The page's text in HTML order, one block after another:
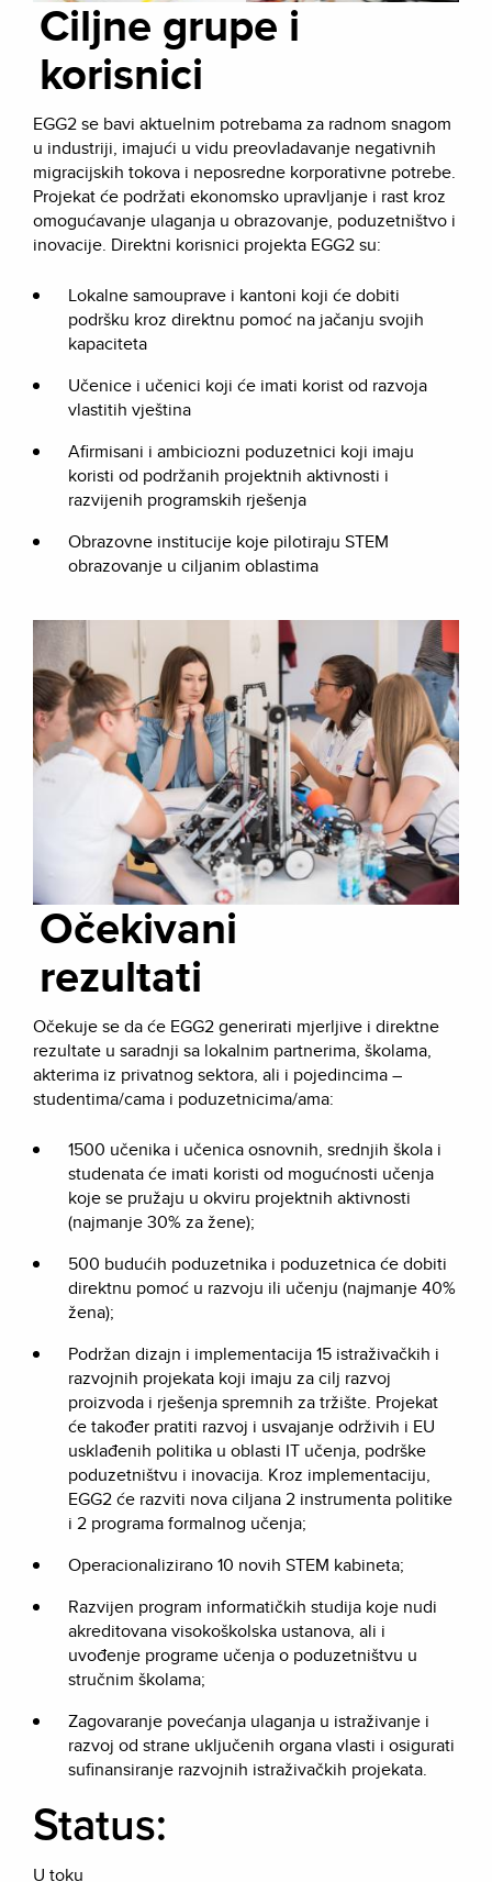
Ciljne grupe i
korisnici
EGG2 se bavi aktuelnim potrebama za radnom snagom
u industriji, imajući u vidu preovladavanje negativnih
migracijskih tokova i neposredne korporativne potrebe.
Projekat će podržati ekonomsko upravljanje i rast kroz
omogućavanje ulaganja u obrazovanje, poduzetništvo i
inovacije. Direktni korisnici projekta EGG2 su:
Lokalne samouprave i kantoni koji će dobiti
podršku kroz direktnu pomoć na jačanju svojih
kapaciteta
Učenice i učenici koji će imati korist od razvoja
vlastitih vještina
Afirmisani i ambiciozni poduzetnici koji imaju
koristi od podržanih projektnih aktivnosti i
razvijenih programskih rješenja
Obrazovne institucije koje pilotiraju STEM
obrazovanje u ciljanim oblastima
Očekivani
rezultati
Očekuje se da će EGG2 generirati mjerljive i direktne
rezultate u saradnji sa lokalnim partnerima, školama,
akterima iz privatnog sektora, ali i pojedincima –
studentima/cama i poduzetnicima/ama:
1500 učenika i učenica osnovnih, srednjih škola i
studenata će imati koristi od mogućnosti učenja
koje se pružaju u okviru projektnih aktivnosti
(najmanje 30% za žene);
500 budućih poduzetnika i poduzetnica će dobiti
direktnu pomoć u razvoju ili učenju (najmanje 40%
žena);
Podržan dizajn i implementacija 15 istraživačkih i
razvojnih projekata koji imaju za cilj razvoj
proizvoda i rješenja spremnih za tržište. Projekat
će također pratiti razvoj i usvajanje održivih i EU
usklađenih politika u oblasti IT učenja, podrške
poduzetništvu i inovacija. Kroz implementaciju,
EGG2 će razviti nova ciljana 2 instrumenta politike
i 2 programa formalnog učenja;
Operacionalizirano 10 novih STEM kabineta;
Razvijen program informatičkih studija koje nudi
akreditovana visokoškolska ustanova, ali i
uvođenje programe učenja o poduzetništvu u
stručnim školama;
Zagovaranje povećanja ulaganja u istraživanje i
razvoj od strane uključenih organa vlasti i osigurati
sufinansiranje razvojnih istraživačkih projekata.
Status:
U toku